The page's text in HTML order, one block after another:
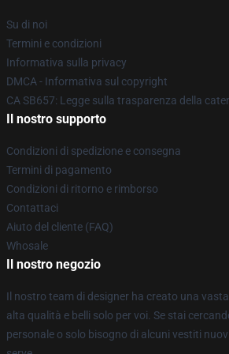
Su di noi
Termini e condizioni
Informativa sulla privacy
DMCA - Informativa sul copyright
CA SB657: Legge sulla trasparenza della
Il nostro supporto
Condizioni di spedizione e consegna
Termini di pagamento
Condizioni di ritorno e rimborso
Contattaci
Aiuto del cliente (FAQ)
Whosale
Il nostro negozio
Il nostro team di designer ha creato una
alta qualità e belli solo per voi. Se stai
personale o solo bisogno di alcuni vestiti